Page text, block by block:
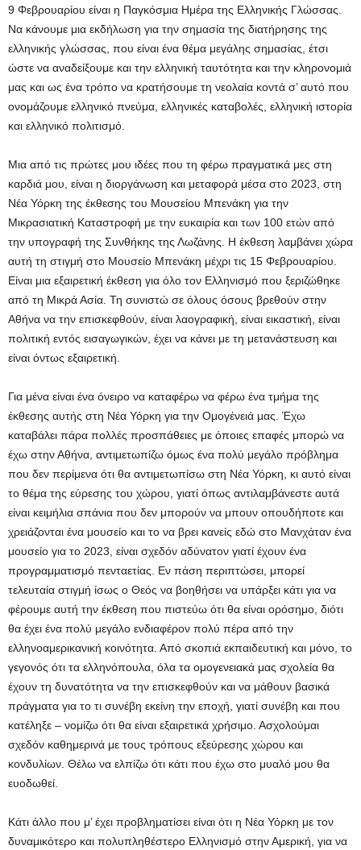
9 Φεβρουαρίου είναι η Παγκόσμια Ημέρα της Ελληνικής Γλώσσας.
Να κάνουμε μια εκδήλωση για την σημασία της διατήρησης της
ελληνικής γλώσσας, που είναι ένα θέμα μεγάλης σημασίας, έτσι
ώστε να αναδείξουμε και την ελληνική ταυτότητα και την κληρονομιά
μας και ως ένα τρόπο να κρατήσουμε τη νεολαία κοντά σ’ αυτό που
ονομάζουμε ελληνικό πνεύμα, ελληνικές καταβολές, ελληνική ιστορία
και ελληνικό πολιτισμό.
Μια από τις πρώτες μου ιδέες που τη φέρω πραγματικά μες στη
καρδιά μου, είναι η διοργάνωση και μεταφορά μέσα στο 2023, στη
Νέα Υόρκη της έκθεσης του Μουσείου Μπενάκη για την
Μικρασιατική Καταστροφή με την ευκαιρία και των 100 ετών από
την υπογραφή της Συνθήκης της Λωζάνης. Η έκθεση λαμβάνει χώρα
αυτή τη στιγμή στο Μουσείο Μπενάκη μέχρι τις 15 Φεβρουαρίου.
Είναι μια εξαιρετική έκθεση για όλο τον Ελληνισμό που ξεριζώθηκε
από τη Μικρά Ασία. Τη συνιστώ σε όλους όσους βρεθούν στην
Αθήνα να την επισκεφθούν, είναι λαογραφική, είναι εικαστική, είναι
πολιτική εντός εισαγωγικών, έχει να κάνει με τη μετανάστευση και
είναι όντως εξαιρετική.
Για μένα είναι ένα όνειρο να καταφέρω να φέρω ένα τμήμα της
έκθεσης αυτής στη Νέα Υόρκη για την Ομογένειά μας. Έχω
καταβάλει πάρα πολλές προσπάθειες με όποιες επαφές μπορώ να
έχω στην Αθήνα, αντιμετωπίζω όμως ένα πολύ μεγάλο πρόβλημα
που δεν περίμενα ότι θα αντιμετωπίσω στη Νέα Υόρκη, κι αυτό είναι
το θέμα της εύρεσης του χώρου, γιατί όπως αντιλαμβάνεστε αυτά
είναι κειμήλια σπάνια που δεν μπορούν να μπουν οπουδήποτε και
χρειάζονται ένα μουσείο και το να βρει κανείς εδώ στο Μανχάταν ένα
μουσείο για το 2023, είναι σχεδόν αδύνατον γιατί έχουν ένα
προγραμματισμό πενταετίας. Εν πάση περιπτώσει, μπορεί
τελευταία στιγμή ίσως ο Θεός να βοηθήσει να υπάρξει κάτι για να
φέρουμε αυτή την έκθεση που πιστεύω ότι θα είναι ορόσημο, διότι
θα έχει ένα πολύ μεγάλο ενδιαφέρον πολύ πέρα από την
ελληνοαμερικανική κοινότητα. Από σκοπιά εκπαιδευτική και μόνο, το
γεγονός ότι τα ελληνόπουλα, όλα τα ομογενειακά μας σχολεία θα
έχουν τη δυνατότητα να την επισκεφθούν και να μάθουν βασικά
πράγματα για το τι συνέβη εκείνη την εποχή, γιατί συνέβη και που
κατέληξε – νομίζω ότι θα είναι εξαιρετικά χρήσιμο. Ασχολούμαι
σχεδόν καθημερινά με τους τρόπους εξεύρεσης χώρου και
κονδυλίων. Θέλω να ελπίζω ότι κάτι που έχω στο μυαλό μου θα
ευοδωθεί.
Κάτι άλλο που μ’ έχει προβληματίσει είναι ότι η Νέα Υόρκη με τον
δυναμικότερο και πολυπληθέστερο Ελληνισμό στην Αμερική, για να